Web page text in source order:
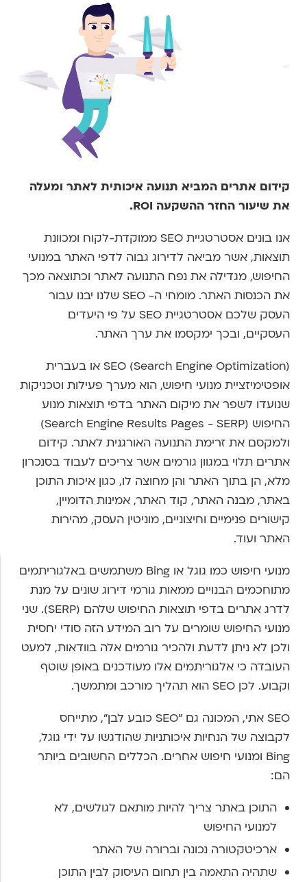
קידום אתרים המביא תנועה איכותית לאתר ומעלה
את שיעור החזר ההשקעה ROI
.
אנו בונים אסטרטגיית SEO ממוקדת-לקוח ומכוונת
תוצאות, אשר מביאה לדירוג גבוה לדפי האתר במנועי
החיפוש, מגדילה את נפח התנועה לאתר וכתוצאה מכך
את הכנסות האתר. מומחי ה- SEO שלנו יבנו עבור
העסק שלכם אסטרטגיית SEO על פי היעדים
העסקיים, ובכך ימקסמו את ערך האתר.
SEO (Search Engine Optimization) או בעברית
אופטימיזציית מנועי חיפוש, הוא מערך פעילות וטכניקות
שנועדו לשפר את מיקום האתר בדפי תוצאות מנוע
החיפוש (Search Engine Results Pages - SERP)
ולמקסם את זרימת התנועה האורגנית לאתר. קידום
אתרים תלוי במגוון גורמים אשר צריכים לעבוד בסנכרון
מלא, הן בתוך האתר והן מחוצה לו, כגון איכות התוכן
באתר, מבנה האתר, קוד האתר, אמינות הדומיין,
קישורים פנימיים וחיצוניים, מוניטין העסק, מהירות
האתר ועוד.
מנועי חיפוש כמו גוגל או Bing משתמשים באלגוריתמים
מתוחכמים הבנויים ממאות גורמי דירוג שונים על מנת
לדרג אתרים בדפי תוצאות החיפוש שלהם (SERP). שני
מנועי החיפוש שומרים על רוב המידע הזה סודי יחסית
ולכן לא ניתן לדעת ולהכיר גורמים אלה בוודאות, למעט
העובדה כי אלגוריתמים אלו מעודכנים באופן שוטף
וקבוע. לכן SEO הוא תהליך מורכב ומתמשך.
SEO אתי, המכונה גם "SEO כובע לבן", מתייחס
לקבוצה של הנחיות איכותניות שהודגשו על ידי גוגל,
Bing ומנועי חיפוש אחרים. הכללים החשובים ביותר
הם:
התוכן באתר צריך להיות מותאם לגולשים, לא
למנועי החיפוש
ארכיטקטורה נכונה וברורה של האתר
שתהיה התאמה בין תחום העיסוק לבין התוכן